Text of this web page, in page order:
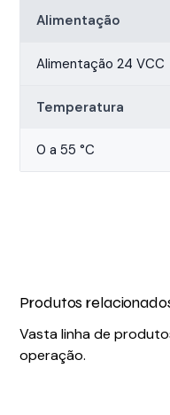
Alimentação
Alimentação 24 VCC
Temperatura
0 a 55 °C
Produtos
Vasta linha de
operação.